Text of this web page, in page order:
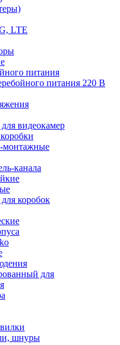
LTE
питания
питания 220 В
видеокамер
монтажные
канала
коробок
для
шнуры